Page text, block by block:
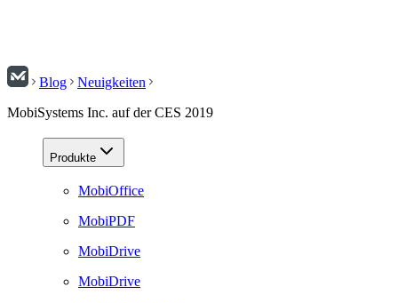
Blog
Neuigkeiten
MobiSystems Inc. auf der CES 2019
Produkte
MobiOffice
MobiPDF
MobiDrive
MobiDrive